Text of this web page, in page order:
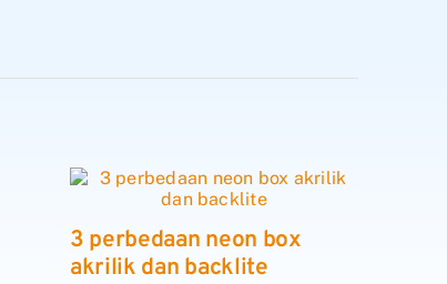
3 perbedaan neon box
akrilik dan backlite